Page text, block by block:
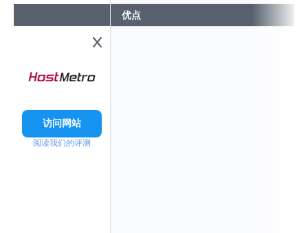
访问网站
阅读我们的评测
优点